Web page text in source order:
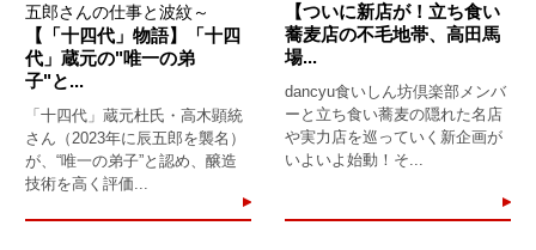
五郎さんの仕事と波紋～
【「十四代」物語】「十四
代」蔵元の"唯一の弟
子"と...
「十四代」蔵元杜氏・高木顕統
さん（2023年に辰五郎を襲名）
が、“唯一の弟子”と認め、醸造
技術を高く評価...
【ついに新店が！立ち食い
蕎麦店の不毛地帯、高田馬
場...
dancyu食いしん坊倶楽部メンバ
ーと立ち食い蕎麦の隠れた名店
や実力店を巡っていく新企画が
いよいよ始動！そ...